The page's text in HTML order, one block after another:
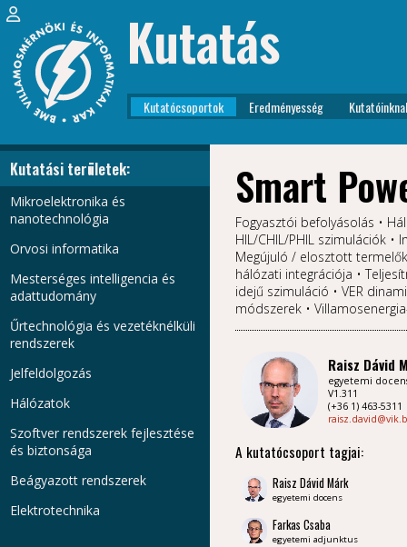
Kutatás
Kutatócsoportok Eredményesség
Kutatási területek:
Mikroelektronika és
nanotechnológia
Orvosi informatika
Mesterséges intelligencia és
adattudomány
Űrtechnológia és vezetéknélküli
rendszerek
Jelfeldolgozás
Hálózatok
Szoftver rendszerek fejlesztése
és biztonsága
Beágyazott rendszerek
Elektrotechnika
Smart
Fogyasztói befolyásolás •
HIL/CHIL/PHIL szimulációk
Megújuló / elosztott
hálózati integrációja •
idejű szimuláció • VER
módszerek •
Raisz Dávid
egyetemi
V1.311
(+36 1) 463-5311
A kutatócsoport tagjai:
Raisz Dávid Márk
egyetemi docens
Farkas Csaba
egyetemi adjunktus